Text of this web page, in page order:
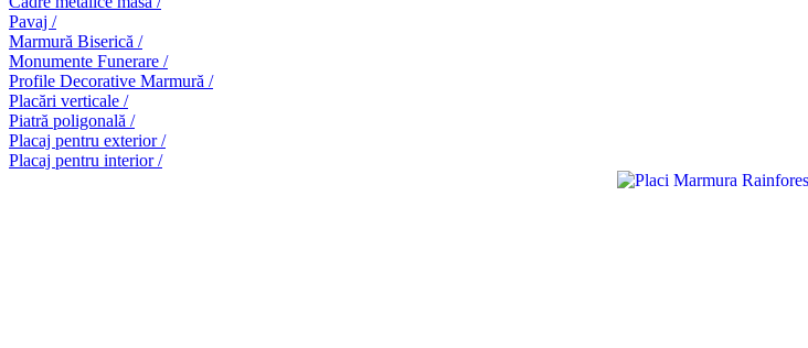
Pavaj /
Marmură Biserică /
Monumente Funerare /
Profile Decorative Marmură /
Placări verticale /
Piatră poligonală /
Placaj pentru exterior /
Placaj pentru interior /